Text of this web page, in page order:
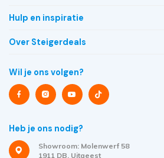
Hulp en inspiratie
Over Steigerdeals
Wil je ons volgen?
Heb je ons nodig?
Showroom: Molenwerf 58
1911 DB, Uitgeest